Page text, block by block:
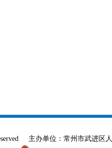
主办单位：常州市武进